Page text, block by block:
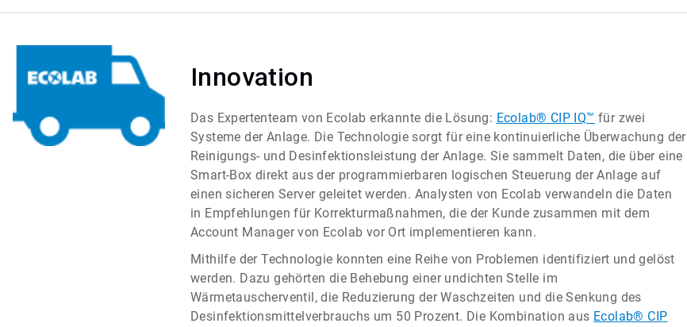
Innovation
Das Expertenteam von Ecolab erkannte die Lösung: Ecolab® CIP IQ™ für zwei
Systeme der Anlage. Die Technologie sorgt für eine kontinuierliche Überwachung der
Reinigungs- und Desinfektionsleistung der Anlage. Sie sammelt Daten, die über eine
Smart-Box direkt aus der programmierbaren logischen Steuerung der Anlage auf
einen sicheren Server geleitet werden. Analysten von Ecolab verwandeln die Daten
in Empfehlungen für Korrekturmaßnahmen, die der Kunde zusammen mit dem
Account Manager von Ecolab vor Ort implementieren kann.
Mithilfe der Technologie konnten eine Reihe von Problemen identifiziert und gelöst
werden. Dazu gehörten die Behebung einer undichten Stelle im
Wärmetauscherventil, die Reduzierung der Waschzeiten und die Senkung des
Desinfektionsmittelverbrauchs um 50 Prozent. Die Kombination aus Ecolab® CIP